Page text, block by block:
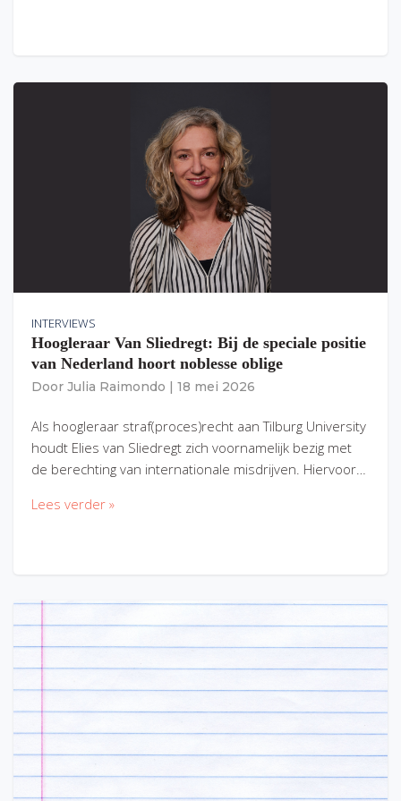
INTERVIEWS
Hoogleraar Van Sliedregt: Bij de speciale positie
van Nederland hoort noblesse oblige
Door Julia Raimondo 18 mei 2026
Als hoogleraar straf(proces)recht aan Tilburg University
houdt Elies van Sliedregt zich voornamelijk bezig met
de berechting van internationale misdrijven. Hiervoor…
Lees verder »